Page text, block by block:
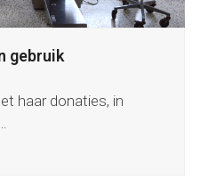
gebruik
haar donaties, in